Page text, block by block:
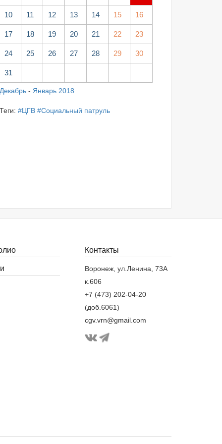
10 11 12 13 14 15 16
17 18 19 20 21 22 23
24 25 26 27 28 29 30
31
Декабрь - Январь 2018
Теги: #ЦГВ #Социальный патруль
Контакты
Воронеж, ул.Ленина, 73А
к.606
+7 (473) 202-04-20
(доб.6061)
cgv.vrn@gmail.com